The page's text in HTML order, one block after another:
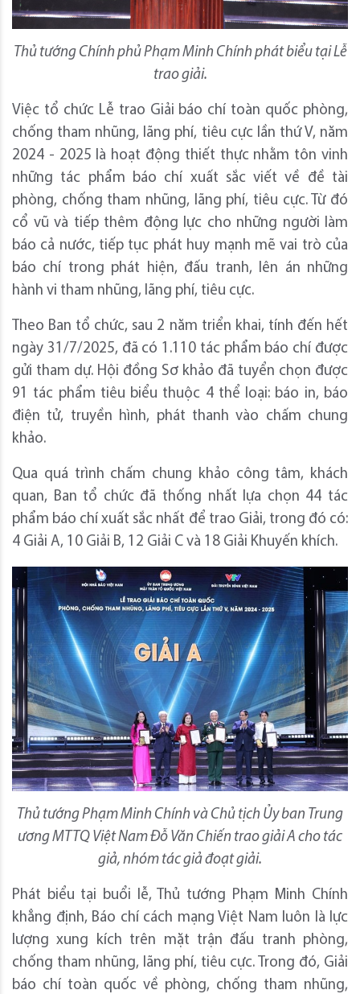
Thủ tướng Chính phủ Phạm Minh Chính phát biểu tại Lễ
trao giải.
Việc tổ chức Lễ trao Giải báo chí toàn quốc phòng,
chống tham nhũng, lãng phí, tiêu cực lần thứ V, năm
2024 - 2025 là hoạt động thiết thực nhằm tôn vinh
những tác phẩm báo chí xuất sắc viết về đề tài
phòng, chống tham nhũng, lãng phí, tiêu cực. Từ đó
cổ vũ và tiếp thêm động lực cho những người làm
báo cả nước, tiếp tục phát huy mạnh mẽ vai trò của
báo chí trong phát hiện, đấu tranh, lên án những
hành vi tham nhũng, lãng phí, tiêu cực.
Theo Ban tổ chức, sau 2 năm triển khai, tính đến hết
ngày 31/7/2025, đã có 1.110 tác phẩm báo chí được
gửi tham dự. Hội đồng Sơ khảo đã tuyển chọn được
91 tác phẩm tiêu biểu thuộc 4 thể loại: báo in, báo
điện tử, truyền hình, phát thanh vào chấm chung
khảo.
Qua quá trình chấm chung khảo công tâm, khách
quan, Ban tổ chức đã thống nhất lựa chọn 44 tác
phẩm báo chí xuất sắc nhất để trao Giải, trong đó có:
4 Giải A, 10 Giải B, 12 Giải C và 18 Giải Khuyến khích.
Thủ tướng Phạm Minh Chính và Chủ tịch Ủy ban Trung
ương MTTQ Việt Nam Đỗ Văn Chiến trao giải A cho tác
giả, nhóm tác giả đoạt giải.
Phát biểu tại buổi lễ, Thủ tướng Phạm Minh Chính
khẳng định, Báo chí cách mạng Việt Nam luôn là lực
lượng xung kích trên mặt trận đấu tranh phòng,
chống tham nhũng, lãng phí, tiêu cực. Trong đó, Giải
báo chí toàn quốc về phòng, chống tham nhũng,